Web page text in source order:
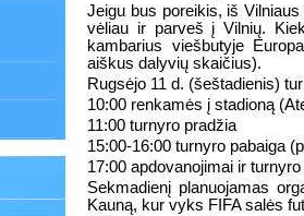
Jeigu bus poreikis, iš
vėliau ir parveš į Vilnių.
kambarius viešbutyje
aiškus dalyvių skaičius).
Rugsėjo 11 d. (šeštadienis)
10:00 renkamės į stadioną
11:00 turnyro pradžia
15:00-16:00 turnyro pabaiga
17:00 apdovanojimai ir
Sekmadienį planuojamas
Kauną, kur vyks FIFA salės